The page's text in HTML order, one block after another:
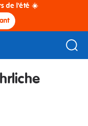
de l'été ☀️